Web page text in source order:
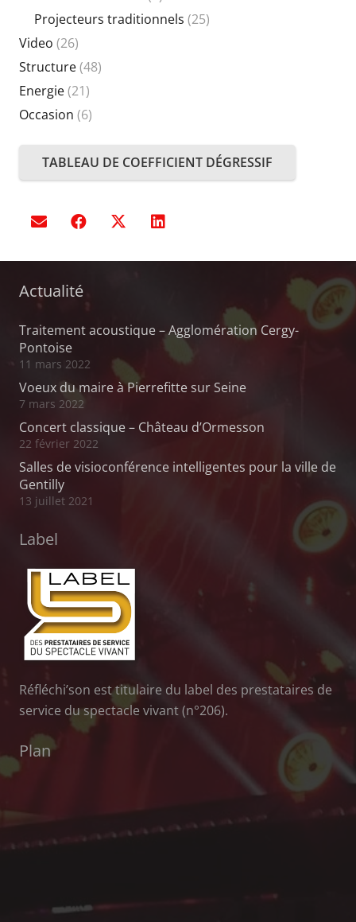
Projecteurs traditionnels (25)
Video (26)
Structure(48)
Energie(21)
Occasion (6)
TABLEAU DE COEFFICIENT DÉGRESSIF
Actualité
Traitement acoustique – Agglomération Cergy-
Pontoise
11 mars 2022
Voeux du maire à Pierrefitte sur Seine
7 mars 2022
Concert classique – Château d’Ormesson
22 février 2022
Salles de visioconférence intelligentes pour la ville de
Gentilly
13 juillet 2021
Label
Réfléchi’son est titulaire du label des prestataires de
service du spectacle vivant (n°206).
Plan